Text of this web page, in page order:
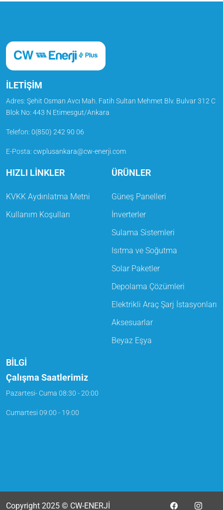
İLETİŞİM
Adres: Şehit Osman Avcı Mah. Fatih Sultan Mehmet Blv. Bulvar 312 C
Blok No: 443 N Etimesgut/Ankara
Telefon: 0(850) 242 90 06
E-Posta: cwplusankara@cw-enerji.com
HIZLI LİNKLER
KVKK Aydınlatma Metni
Kullanım Koşulları
ÜRÜNLER
Güneş Panelleri
İnverterler
Sulama Sistemleri
Isıtma ve Soğutma
Solar Paketler
Depolama Çözümleri
Elektrikli Araç Şarj İstasyonları
Aksesuarlar
Beyaz Eşya
BİLGİ
Çalışma Saatlerimiz
Pazartesi- Cuma 08:30 - 20:00
Cumartesi 09:00 - 19:00
Copyright 2025 © CW-ENERJİ